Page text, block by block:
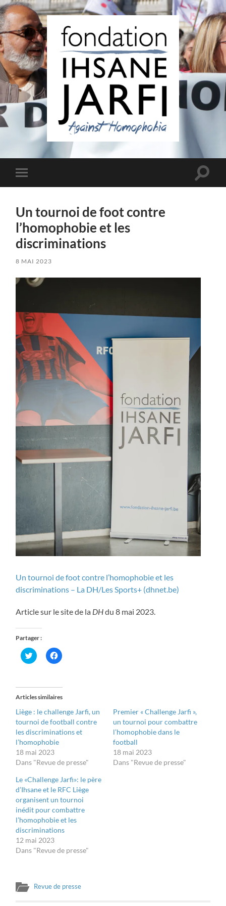
Fondation
Ihsane
Jarfi
Toggle
mobile
Toggle
Un tournoi de foot contre
l’homophobie et les
discriminations
8 MAI 2023
Un tournoi de foot contre l’homophobie et les
discriminations – La DH/Les Sports+ (dhnet.be)
Article sur le site de la DHdu 8 mai 2023.
Partager :
Cliquez
pour
dans
une
nouvelle
Cliquez
pour
dans
nouvelle
Articles similaires
Liège : le challenge Jarfi, un
tournoi de football contre
les discriminations et
l’homophobie
18 mai 2023
Dans "Revue de presse"
Premier « Challenge Jarfi »,
un tournoi pour combattre
l’homophobie dans le
football
18 mai 2023
Dans "Revue de presse"
Le «Challenge Jarfi»: le père
d’Ihsane et le RFC Liège
organisent un tournoi
inédit pour combattre
l’homophobie et les
discriminations
12 mai 2023
Dans "Revue de presse"
Revue de presse